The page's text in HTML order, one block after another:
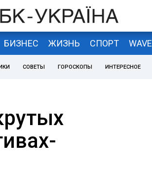
БИЗНЕС ЖИЗНЬ СПОРТ WAVE
СОВЕТЫ ГОРОСКОПЫ ИНТЕРЕСНОЕ